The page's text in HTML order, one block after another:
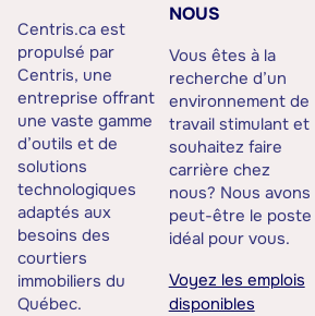
Centris.ca est
propulsé par
Centris, une
entreprise offrant
une vaste gamme
d’outils et de
solutions
technologiques
adaptés aux
besoins des
courtiers
immobiliers du
Québec.
NOUS
Vous êtes à la
recherche d’un
environnement de
travail stimulant et
souhaitez faire
carrière chez
nous? Nous avons
peut-être le poste
idéal pour vous.
Voyez les emplois
disponibles